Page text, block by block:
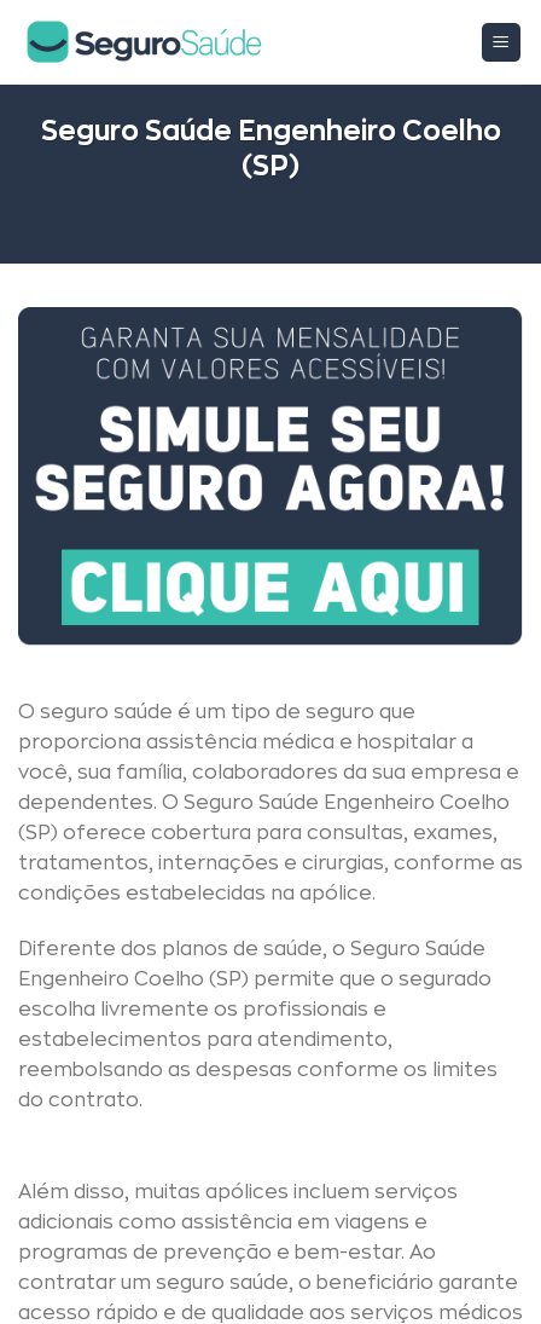
Seguro Saúde Engenheiro Coelho
(SP)
O seguro saúde é um tipo de seguro que
proporciona assistência médica e hospitalar a
você, sua família, colaboradores da sua empresa e
dependentes. O Seguro Saúde Engenheiro Coelho
(SP) oferece cobertura para consultas, exames,
tratamentos, internações e cirurgias, conforme as
condições estabelecidas na apólice.
Diferente dos planos de saúde, o Seguro Saúde
Engenheiro Coelho (SP) permite que o segurado
escolha livremente os profissionais e
estabelecimentos para atendimento,
reembolsando as despesas conforme os limites
do contrato.
Além disso, muitas apólices incluem serviços
adicionais como assistência em viagens e
programas de prevenção e bem-estar. Ao
contratar um seguro saúde, o beneficiário garante
acesso rápido e de qualidade aos serviços médicos